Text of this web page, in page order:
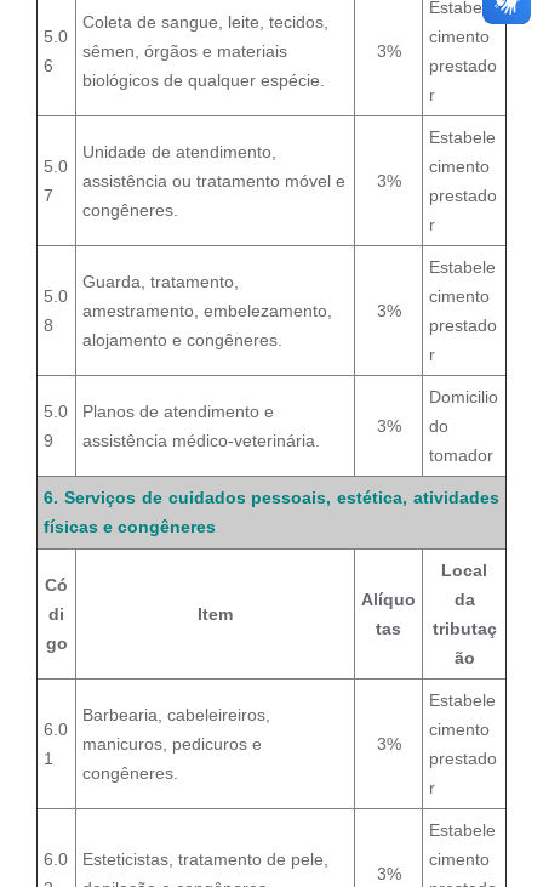
5.0
6
Coleta de sangue, leite, tecidos,
sêmen, órgãos e materiais
biológicos de qualquer espécie.
3%
Estabele
cimento
prestado
r
5.0
7
Unidade de atendimento,
assistência ou tratamento móvel e
congêneres.
3%
Estabele
cimento
prestado
r
5.0
8
Guarda, tratamento,
amestramento, embelezamento,
alojamento e congêneres.
3%
Estabele
cimento
prestado
r
5.0
9
Planos de atendimento e
assistência médico-veterinária.
3%
Domicilio
do
tomador
6. Serviços de cuidados pessoais, estética, atividades
físicas e congêneres
Có
di
go
Item
Alíquo
tas
Local
da
tributaç
ão
6.0
1
Barbearia, cabeleireiros,
manicuros, pedicuros e
congêneres.
3%
Estabele
cimento
prestado
r
6.0
Esteticistas, tratamento de pele,
3%
Estabele
cimento